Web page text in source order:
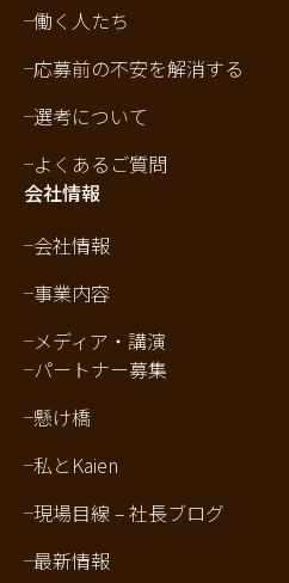
働く人たち
応募前の不安を解消する
選考について
よくあるご質問
会社情報
会社情報
事業内容
メディア・講演
パートナー募集
懸け橋
私とKaien
現場目線 – 社長ブログ
最新情報